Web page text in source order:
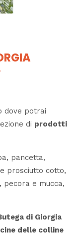
dove potrai
di prodotti
pancetta,
prosciutto cotto,
pecora e mucca,
di Giorgia
delle colline